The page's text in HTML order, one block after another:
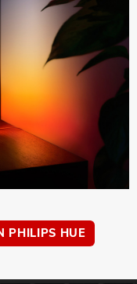
PHILIPS HUE